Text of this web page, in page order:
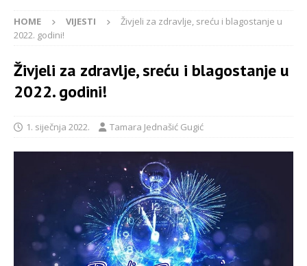
HOME VIJESTI
Živjeli za zdravlje, sreću i blagostanje u
2022. godini!
Živjeli za zdravlje, sreću i blagostanje u
2022. godini!
1. siječnja 2022. Tamara Jednašić Gugić